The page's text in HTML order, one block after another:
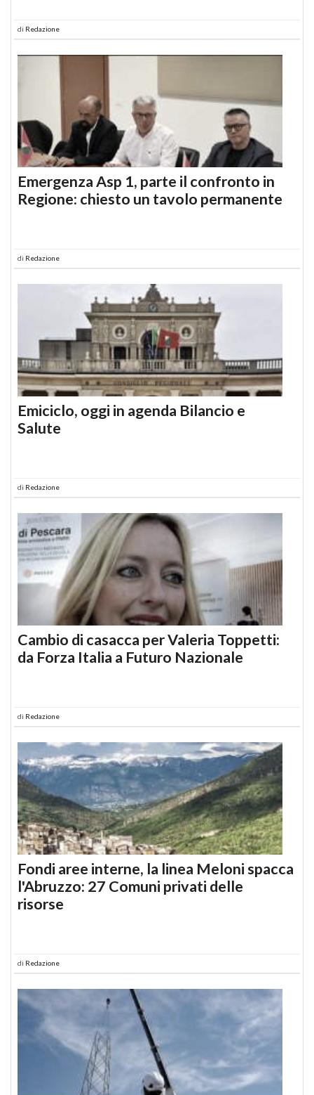
di Redazione
Emergenza Asp 1, parte il confronto in
Regione: chiesto un tavolo permanente
di Redazione
Emiciclo, oggi in agenda Bilancio e
Salute
di Redazione
Cambio di casacca per Valeria Toppetti:
da Forza Italia a Futuro Nazionale
di Redazione
Fondi aree interne, la linea Meloni spacca
l'Abruzzo: 27 Comuni privati delle
risorse
di Redazione